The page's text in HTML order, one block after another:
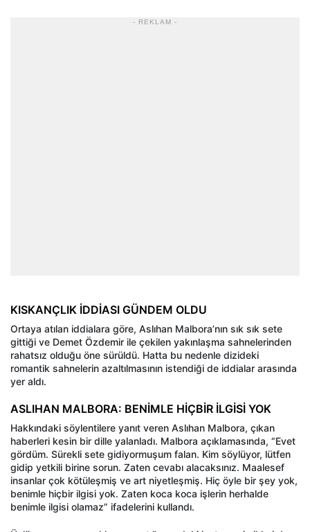
- REKLAM -
KISKANÇLIK İDDİASI GÜNDEM OLDU
Ortaya atılan iddialara göre, Aslıhan Malbora’nın sık sık sete
gittiği ve Demet Özdemir ile çekilen yakınlaşma sahnelerinden
rahatsız olduğu öne sürüldü. Hatta bu nedenle dizideki
romantik sahnelerin azaltılmasının istendiği de iddialar arasında
yer aldı.
ASLIHAN MALBORA: BENİMLE HİÇBİR İLGİSİ YOK
Hakkındaki söylentilere yanıt veren Aslıhan Malbora, çıkan
haberleri kesin bir dille yalanladı. Malbora açıklamasında, “Evet
gördüm. Sürekli sete gidiyormuşum falan. Kim söylüyor, lütfen
gidip yetkili birine sorun. Zaten cevabı alacaksınız. Maalesef
insanlar çok kötüleşmiş ve art niyetleşmiş. Hiç öyle bir şey yok,
benimle hiçbir ilgisi yok. Zaten koca koca işlerin herhalde
benimle ilgisi olamaz” ifadelerini kullandı.